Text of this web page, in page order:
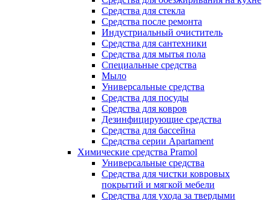
Средства для стекла
Средства после ремонта
Индустриальный очиститель
Средства для сантехники
Средства для мытья пола
Специальные средства
Мыло
Универсальные средства
Средства для посуды
Средства для ковров
Дезинфицирующие средства
Средства для бассейна
Средства серии Apartament
Химические средства Pramol
Универсальные средства
Средства для чистки ковровых
покрытий и мягкой мебели
Средства для ухода за твердыми